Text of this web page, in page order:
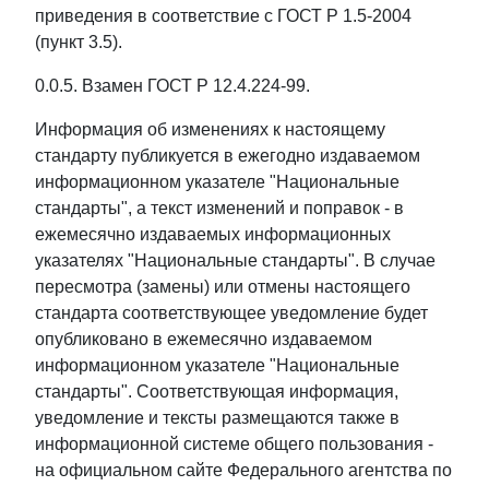
приведения в соответствие с ГОСТ Р 1.5-2004
(пункт 3.5).
0.0.5. Взамен ГОСТ Р 12.4.224-99.
Информация об изменениях к настоящему
стандарту публикуется в ежегодно издаваемом
информационном указателе "Национальные
стандарты", а текст изменений и поправок - в
ежемесячно издаваемых информационных
указателях "Национальные стандарты". В случае
пересмотра (замены) или отмены настоящего
стандарта соответствующее уведомление будет
опубликовано в ежемесячно издаваемом
информационном указателе "Национальные
стандарты". Соответствующая информация,
уведомление и тексты размещаются также в
информационной системе общего пользования -
на официальном сайте Федерального агентства по